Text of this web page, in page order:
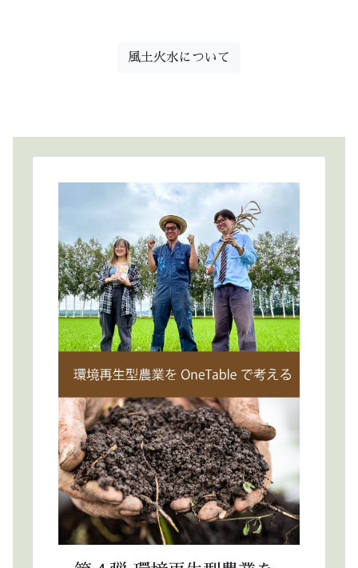
風土火水について